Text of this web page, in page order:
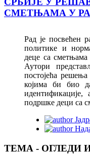
СМЕТЊАМА У
Рад је посвећен
политике и
деце са
Аутори
постојећа
којима би био
подршке деци са
ТЕМА - ОГЛЕДИ